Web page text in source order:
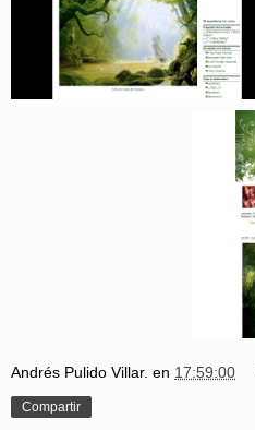
Andrés Pulido Villar. en 17:59:00
Compartir